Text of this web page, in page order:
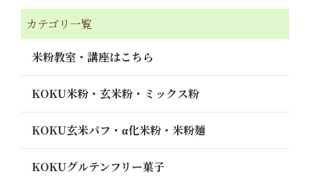
カテゴリ一覧
米粉教室・講座はこちら
KOKU米粉・玄米粉・ミックス粉
KOKU玄米パフ・α化米粉・米粉麺
KOKUグルテンフリー菓子